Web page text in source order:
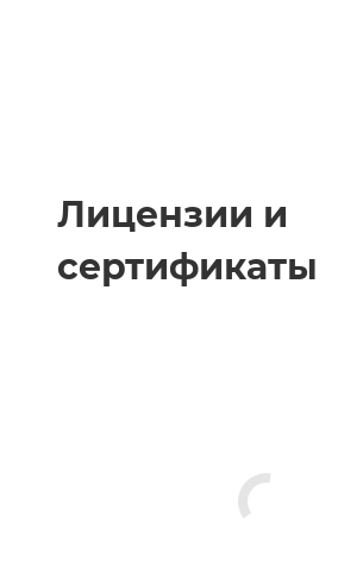
Лицензии и
сертификаты